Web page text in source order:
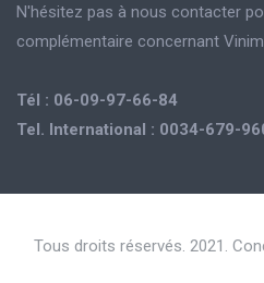
N'hésitez pas à nous contacter
complémentaire concernant
Tél : 06-09-97-66-84
Tel. International : 0034-679-
Tous droits réservés. 2021.